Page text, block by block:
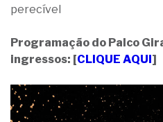
perecível
Programação do Palco
ingressos: [CLIQUE AQUI]